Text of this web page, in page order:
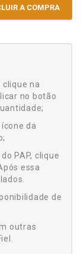
A COMPRA
na
no botão
da
PAP, clique
essa
de
outras